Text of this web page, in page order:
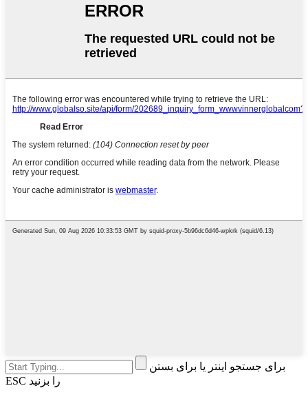
برای جستجو اینتر یا برای بستن
ESC را بزنید